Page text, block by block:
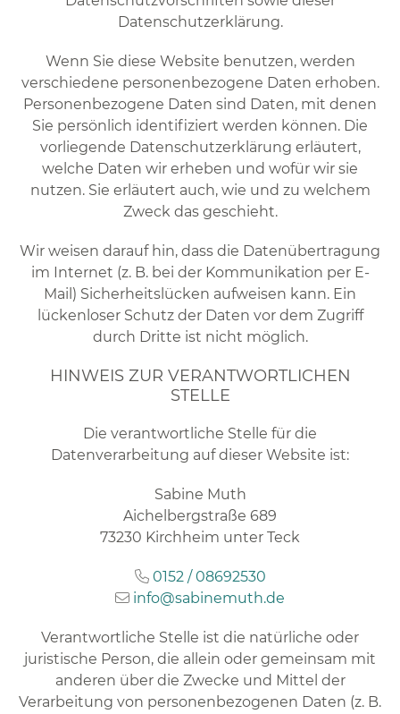
Datenschutzerklärung.
Wenn Sie diese Website benutzen, werden
verschiedene personenbezogene Daten erhoben.
Personenbezogene Daten sind Daten, mit denen
Sie persönlich identifiziert werden können. Die
vorliegende Datenschutzerklärung erläutert,
welche Daten wir erheben und wofür wir sie
nutzen. Sie erläutert auch, wie und zu welchem
Zweck das geschieht.
Wir weisen darauf hin, dass die Datenübertragung
im Internet (z. B. bei der Kommunikation per E-
Mail) Sicherheitslücken aufweisen kann. Ein
lückenloser Schutz der Daten vor dem Zugriff
durch Dritte ist nicht möglich.
HINWEIS ZUR VERANTWORTLICHEN
STELLE
Die verantwortliche Stelle für die
Datenverarbeitung auf dieser Website ist:
Sabine Muth
Aichelbergstraße 689
73230 Kirchheim unter Teck
0152 / 08692530
info@sabinemuth.de
Verantwortliche Stelle ist die natürliche oder
juristische Person, die allein oder gemeinsam mit
anderen über die Zwecke und Mittel der
Verarbeitung von personenbezogenen Daten (z. B.